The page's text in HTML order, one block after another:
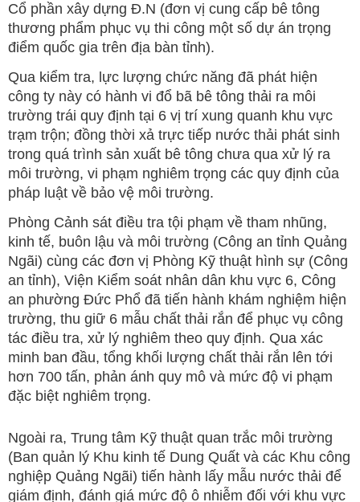
Cổ phần xây dựng Đ.N (đơn vị cung cấp bê tông
thương phẩm phục vụ thi công một số dự án trọng
điểm quốc gia trên địa bàn tỉnh).
Qua kiểm tra, lực lượng chức năng đã phát hiện
công ty này có hành vi đổ bã bê tông thải ra môi
trường trái quy định tại 6 vị trí xung quanh khu vực
trạm trộn; đồng thời xả trực tiếp nước thải phát sinh
trong quá trình sản xuất bê tông chưa qua xử lý ra
môi trường, vi phạm nghiêm trọng các quy định của
pháp luật về bảo vệ môi trường.
Phòng Cảnh sát điều tra tội phạm về tham nhũng,
kinh tế, buôn lậu và môi trường (Công an tỉnh Quảng
Ngãi) cùng các đơn vị Phòng Kỹ thuật hình sự (Công
an tỉnh), Viện Kiểm soát nhân dân khu vực 6, Công
an phường Đức Phổ đã tiến hành khám nghiệm hiện
trường, thu giữ 6 mẫu chất thải rắn để phục vụ công
tác điều tra, xử lý nghiêm theo quy định. Qua xác
minh ban đầu, tổng khối lượng chất thải rắn lên tới
hơn 700 tấn, phản ánh quy mô và mức độ vi phạm
đặc biệt nghiêm trọng.
Ngoài ra, Trung tâm Kỹ thuật quan trắc môi trường
(Ban quản lý Khu kinh tế Dung Quất và các Khu công
nghiệp Quảng Ngãi) tiến hành lấy mẫu nước thải để
giám định, đánh giá mức độ ô nhiễm đối với khu vực